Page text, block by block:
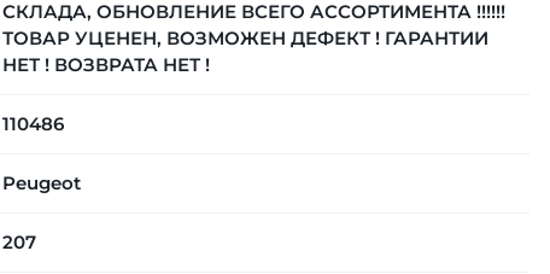
СКЛАДА, ОБНОВЛЕНИЕ ВСЕГО АССОРТИМЕНТА !!!!!!
ТОВАР УЦЕНЕН, ВОЗМОЖЕН ДЕФЕКТ ! ГАРАНТИИ
НЕТ ! ВОЗВРАТА НЕТ !
110486
Peugeot
207